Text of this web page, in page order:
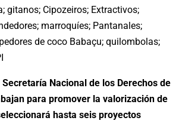
gitanos; Cipozeiros; Extractivos;
marroquíes; Pantanales;
de coco Babaçu; quilombolas;
Nacional de los Derechos de
para promover la valorización de
hasta seis proyectos